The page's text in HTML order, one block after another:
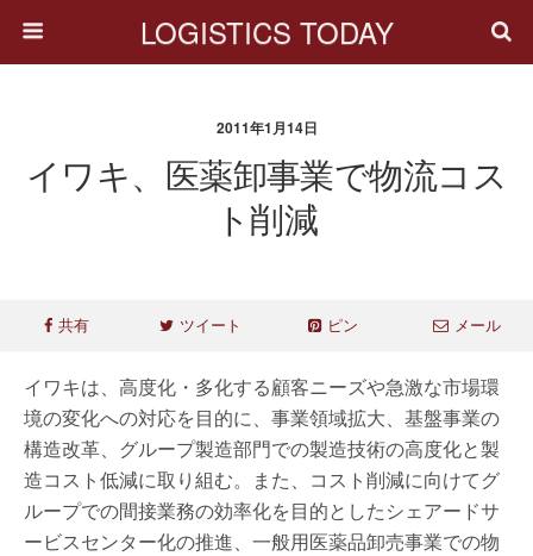
LOGISTICS TODAY
2011年1月14日
イワキ、医薬卸事業で物流コス
ト削減
共有 ツイート ピン メール
イワキは、高度化・多化する顧客ニーズや急激な市場環
境の変化への対応を目的に、事業領域拡大、基盤事業の
構造改革、グループ製造部門での製造技術の高度化と製
造コスト低減に取り組む。また、コスト削減に向けてグ
ループでの間接業務の効率化を目的としたシェアードサ
ービスセンター化の推進、一般用医薬品卸売事業での物